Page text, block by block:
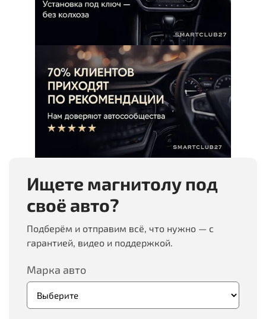
Ищете магнитолу под
своё авто?
Подберём и отправим всё, что нужно — с
гарантией, видео и поддержкой.
Марка авто